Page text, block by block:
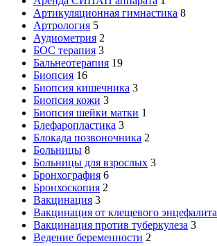
Артикуляционная гимнастика 8
Артрология 5
Аудиометрия 2
БОС терапия 3
Бальнеотерапия 19
Биопсия 16
Биопсия кишечника 3
Биопсия кожи 3
Биопсия шейки матки 1
Блефаропластика 3
Блокада позвоночника 2
Больницы 8
Больницы для взрослых 3
Бронхография 6
Бронхоскопия 2
Вакцинация 3
Вакцинация от клещевого энцефалита
Вакцинация против туберкулеза 3
Ведение беременности 2